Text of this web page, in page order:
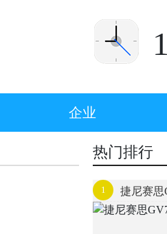
企业
热门排行
1 捷尼赛思